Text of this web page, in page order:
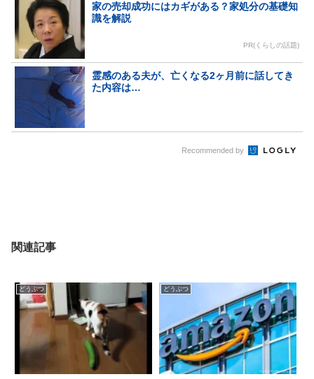
家の売却成功にはカギがある？家処分の基礎知
識を解説
PR(くらしの話題)
霊感のある夫が、亡くなる2ヶ月前に話してき
た内容は…
Recommended by
関連記事
どうぶつ どうぶつ